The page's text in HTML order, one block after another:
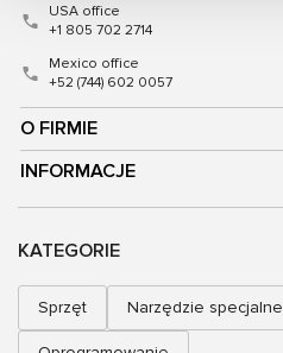
O FIRMIE
INFORMACJE
USA office
+1 805 702 2714
Mexico office
+52 (744) 602 0057
KATEGORIE
Sprzęt Narzędzie specjalne